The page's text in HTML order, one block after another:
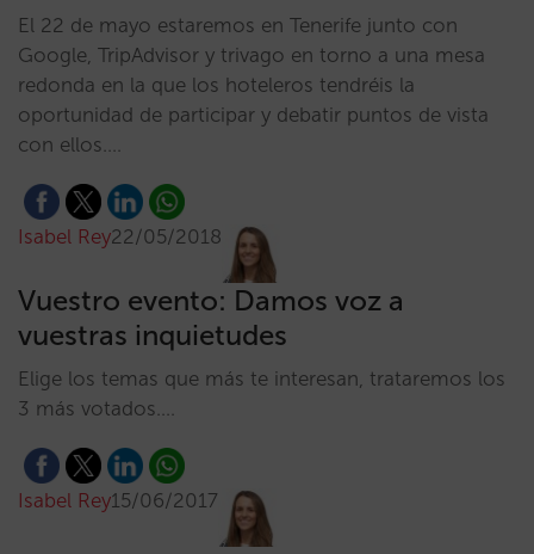
El 22 de mayo estaremos en Tenerife junto con
Google, TripAdvisor y trivago en torno a una mesa
redonda en la que los hoteleros tendréis la
oportunidad de participar y debatir puntos de vista
con ellos.…
Isabel Rey22/05/2018
Vuestro evento: Damos voz a
vuestras inquietudes
Elige los temas que más te interesan, trataremos los
3 más votados.…
Isabel Rey15/06/2017